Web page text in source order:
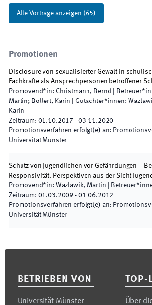
Alle Vorträge anzeigen (65)
Promotionen
Disclosure von sexualisierter Gewalt in
Fachkräfte als Ansprechpersonen betroffener
Promovend*in: Christmann, Bernd
Martin; Böllert, Karin
Gutachter*innen:
Karin
Zeitraum: 01.10.2017 - 03.11.2020
Promotionsverfahren erfolgt(e) an:
Universität Münster
Schutz von Jugendlichen vor Gefährdungen –
Responsivität. Perspektiven aus der Sicht
Promovend*in: Wazlawik, Martin
Zeitraum: 01.03.2009 - 01.06.2012
Promotionsverfahren erfolgt(e) an:
Universität Münster
BETRIEBEN VON
Universität Münster
TOP-
Über